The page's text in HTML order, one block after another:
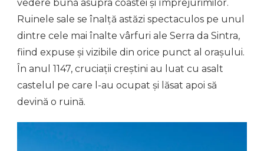
vedere bună asupra coastei și împrejurimilor.
Ruinele sale se înalță astăzi spectaculos pe unul
dintre cele mai înalte vârfuri ale Serra da Sintra,
fiind expuse și vizibile din orice punct al orașului.
În anul 1147, cruciații creștini au luat cu asalt
castelul pe care l-au ocupat și lăsat apoi să
devină o ruină.